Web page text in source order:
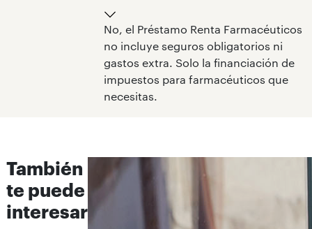
No, el Préstamo Renta Farmacéuticos
no incluye seguros obligatorios ni
gastos extra. Solo la financiación de
impuestos para farmacéuticos que
necesitas.
También
te puede
interesar